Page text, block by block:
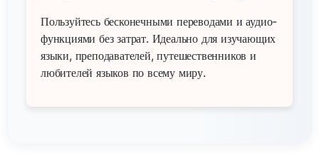
Пользуйтесь бесконечными переводами и аудио-
функциями без затрат. Идеально для изучающих
языки, преподавателей, путешественников и
любителей языков по всему миру.